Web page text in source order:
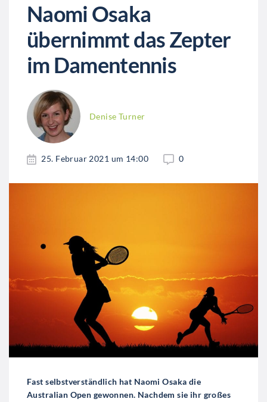
Naomi Osaka
übernimmt das Zepter
im Damentennis
Denise Turner
25. Februar 2021 um 14:00 0
Fast selbstverständlich hat Naomi Osaka die
Australian Open gewonnen. Nachdem sie ihr großes